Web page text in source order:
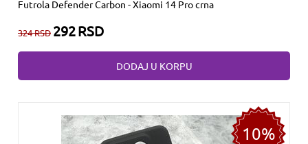
Futrola Defender Carbon - Xiaomi 14 Pro crna
324RSD 292RSD
DODAJ U KORPU
10%